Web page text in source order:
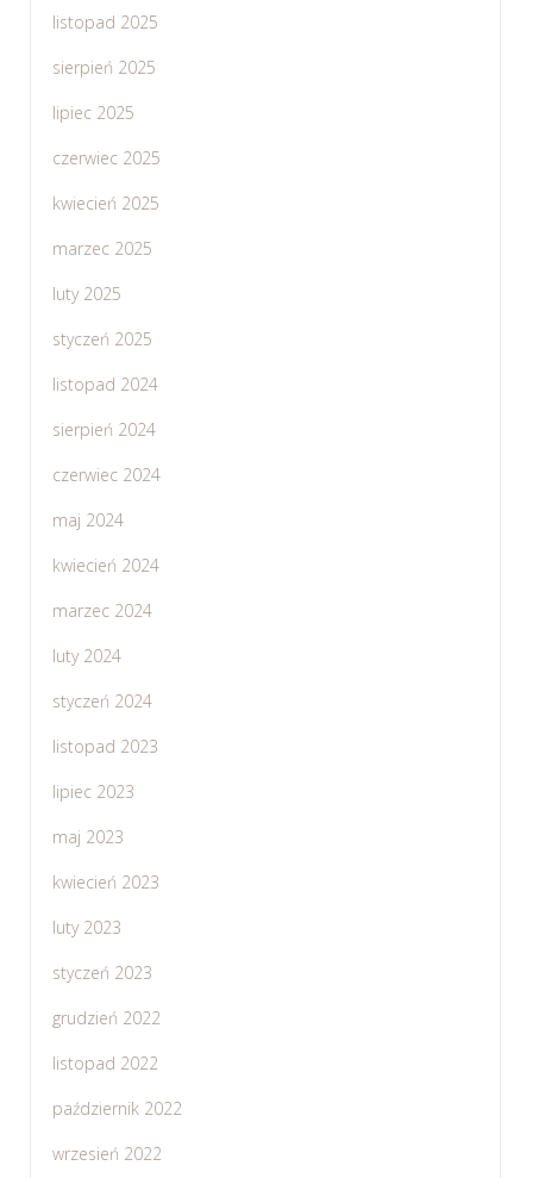
listopad 2025
sierpień 2025
lipiec 2025
czerwiec 2025
kwiecień 2025
marzec 2025
luty 2025
styczeń 2025
listopad 2024
sierpień 2024
czerwiec 2024
maj 2024
kwiecień 2024
marzec 2024
luty 2024
styczeń 2024
listopad 2023
lipiec 2023
maj 2023
kwiecień 2023
luty 2023
styczeń 2023
grudzień 2022
listopad 2022
październik 2022
wrzesień 2022